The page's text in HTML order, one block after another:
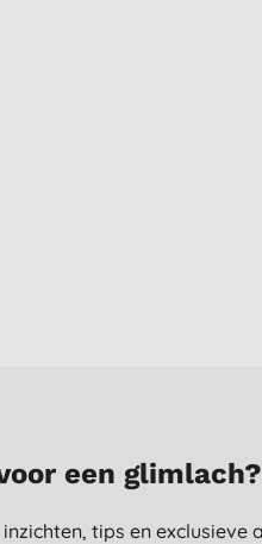
een glimlach?
tips en exclusieve